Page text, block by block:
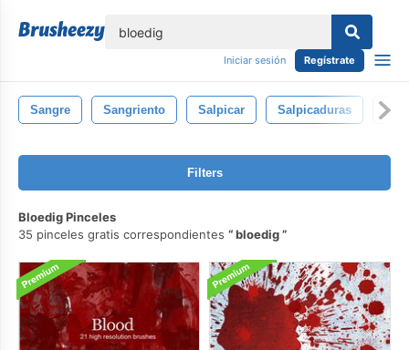
Iniciar sesión Regístrate
Sangre Sangriento Salpicar Salpicaduras
Filters
Bloedig Pinceles
35 pinceles gratis correspondientes
bloedig